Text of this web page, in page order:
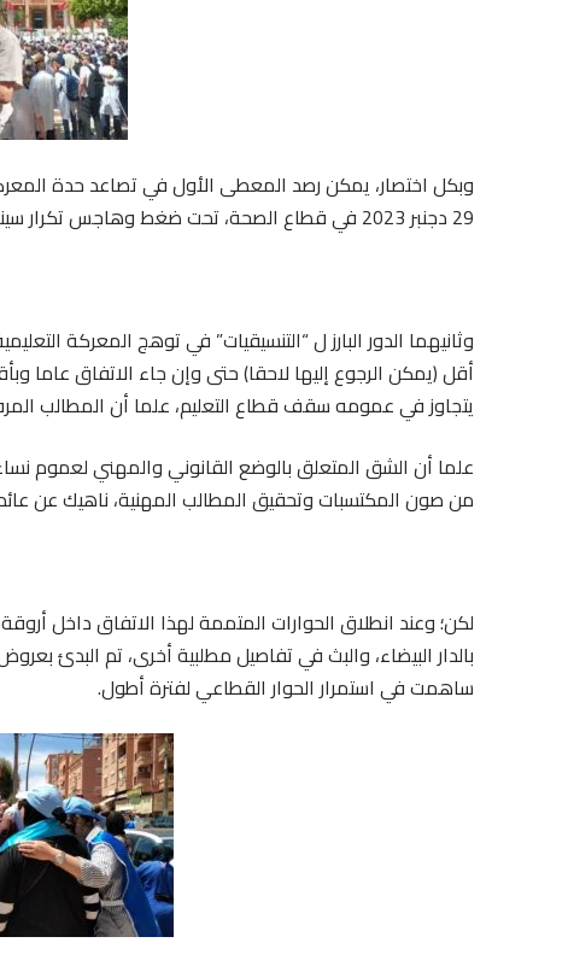
وبكل اختصار، يمكن رصد المعطى الأول في تصاعد حدة
29 دجنبر 2023 في قطاع الصحة، تحت ضغط وهاجس تكرار سيناريو قطاع التعليم في الصحة.
وثانيهما الدور البارز ل “التنسيقيات” في توهج المعركة
أقل (يمكن الرجوع إليها لاحقا) حتى وإن جاء الاتفاق عاما
يتجاوز في عمومه سقف قطاع التعليم، علما أن المطالب
علما أن الشق المتعلق بالوضع القانوني والمهني لعموم
من صون المكتسبات وتحقيق المطالب المهنية، ناهيك عن
لكن؛ وعند انطلاق الحوارات المتممة لهذا الاتفاق داخل
بالدار البيضاء، والبث في تفاصيل مطلبية أخرى، تم البدئ
ساهمت في استمرار الحوار القطاعي لفترة أطول.